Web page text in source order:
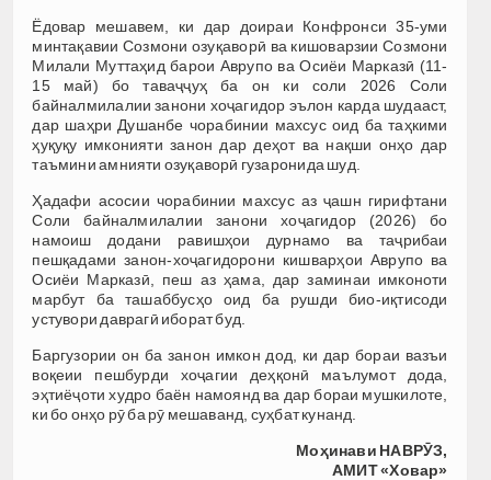
Ёдовар мешавем, ки дар доираи Конфронси 35-уми
минтақавии Созмони озуқаворӣ ва кишоварзии Созмони
Милали Муттаҳид барои Аврупо ва Осиёи Марказӣ (11-
15 май) бо таваҷҷуҳ ба он ки соли 2026 Соли
байналмилалии занони хоҷагидор эълон карда шудааст,
дар шаҳри Душанбе чорабинии махсус оид ба таҳкими
ҳуқуқу имконияти занон дар деҳот ва нақши онҳо дар
таъмини амнияти озуқаворӣ гузаронида шуд.
Ҳадафи асосии чорабинии махсус аз ҷашн гирифтани
Соли байналмилалии занони хоҷагидор (2026) бо
намоиш додани равишҳои дурнамо ва таҷрибаи
пешқадами занон-хоҷагидорони кишварҳои Аврупо ва
Осиёи Марказӣ, пеш аз ҳама, дар заминаи имконоти
марбут ба ташаббусҳо оид ба рушди био-иқтисоди
устувори даврагӣ иборат буд.
Баргузории он ба занон имкон дод, ки дар бораи вазъи
воқеии пешбурди хоҷагии деҳқонӣ маълумот дода,
эҳтиёҷоти худро баён намоянд ва дар бораи мушкилоте,
ки бо онҳо рӯ ба рӯ мешаванд, суҳбат кунанд.
Моҳинави НАВРӮЗ,
АМИТ «Ховар»